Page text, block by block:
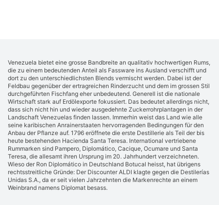
Venezuela bietet eine grosse Bandbreite an qualitativ hochwertigen Rums,
die zu einem bedeutenden Anteil als Fassware ins Ausland verschifft und
dort zu den unterschiedlichsten Blends vermischt werden. Dabei ist der
Feldbau gegenüber der ertragreichen Rinderzucht und dem im grossen Stil
durchgeführten Fischfang eher unbedeutend. Generell ist die nationale
Wirtschaft stark auf Erdölexporte fokussiert. Das bedeutet allerdings nicht,
dass sich nicht hin und wieder ausgedehnte Zuckerrohrplantagen in der
Landschaft Venezuelas finden lassen. Immerhin weist das Land wie alle
seine karibischen Anrainerstaaten hervorragenden Bedingungen für den
Anbau der Pflanze auf. 1796 eröffnete die erste Destillerie als Teil der bis
heute bestehenden Hacienda Santa Teresa. International vertriebene
Rummarken sind Pampero, Diplomático, Cacique, Ocumare und Santa
Teresa, die allesamt ihren Ursprung im 20. Jahrhundert verzeichneten.
Wieso der Ron Diplomático in Deutschland Botucal heisst, hat übrigens
rechtsstreitliche Gründe: Der Discounter ALDI klagte gegen die Destilerías
Unidas S.A., da er seit vielen Jahrzehnten die Markenrechte an einem
Weinbrand namens Diplomat besass.